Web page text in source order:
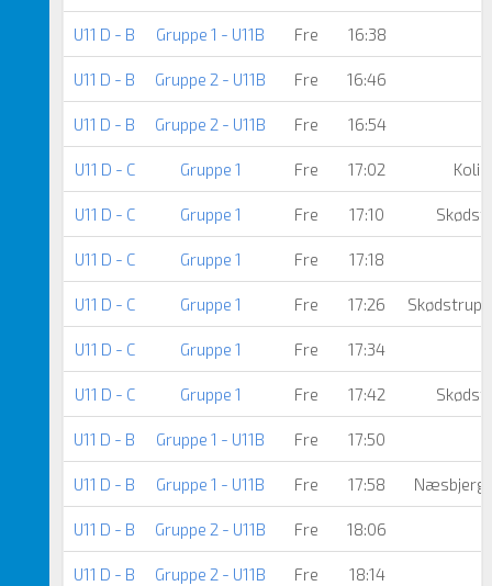
U11 D - B Gruppe 1 - U11B Fre 16:38
U11 D - B Gruppe 2 - U11B Fre 16:46
U11 D - B Gruppe 2 - U11B Fre 16:54
U11 D - C Gruppe 1 Fre 17:02
U11 D - C Gruppe 1 Fre 17:10
U11 D - C Gruppe 1 Fre 17:18
U11 D - C Gruppe 1 Fre 17:26 Skødstrup
U11 D - C Gruppe 1 Fre 17:34
U11 D - C Gruppe 1 Fre 17:42
U11 D - B Gruppe 1 - U11B Fre 17:50
U11 D - B Gruppe 1 - U11B Fre 17:58
U11 D - B Gruppe 2 - U11B Fre 18:06
U11 D - B Gruppe 2 - U11B Fre 18:14